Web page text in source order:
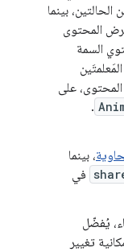
بينما
المحتوى
السمة
على
.
، بينما
في
يُفضّل
تغيير